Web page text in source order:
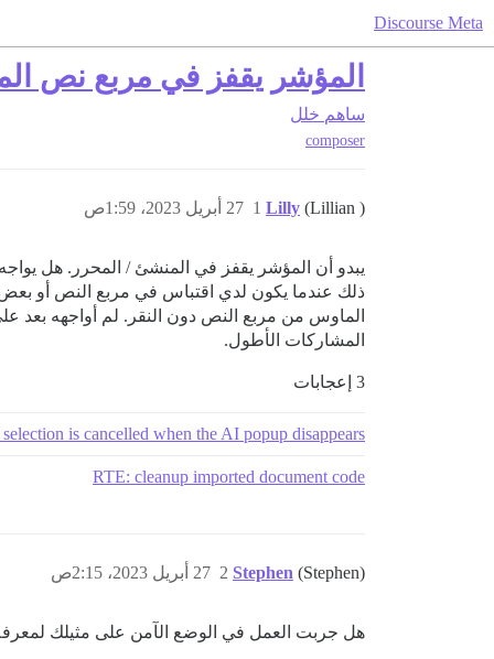
Discourse Meta
المؤشر يقفز في مربع نص
ساهم خلل
composer
Lilly (Lillian ) 27 أبريل 2023، 1:59ص 1
يبدو أن المؤشر يقفز في المنشئ / المحرر. هل
ذلك عندما يكون لدي اقتباس في مربع النص أو بعض
الماوس من مربع النص دون النقر. لم أواجهه بعد
المشاركات الأطول.
3 إعجابات
is cancelled when the AI popup disappears
RTE: cleanup imported document code
Stephen (Stephen) 27 أبريل 2023، 2:15ص 2
هل جربت العمل في الوضع الآمن على مثيلك